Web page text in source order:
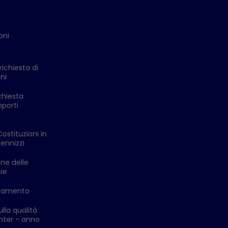
di
in
delle
qualità
- anno